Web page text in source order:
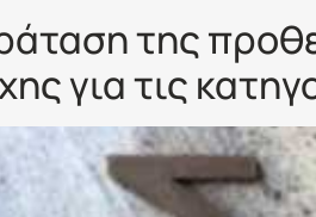
της
για τις